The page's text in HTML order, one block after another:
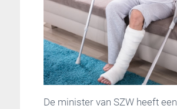
De minister van SZW heeft een